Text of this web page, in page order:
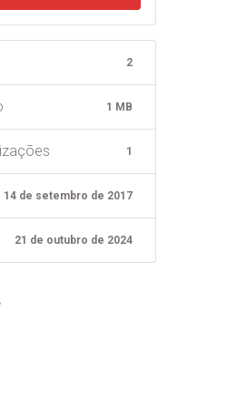
2
1 MB
1
14 de setembro de 2017
21 de outubro de 2024